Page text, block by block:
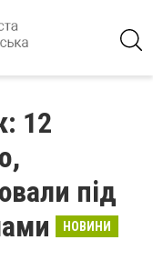
12
під
НОВИНИ